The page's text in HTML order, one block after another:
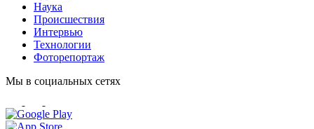
Наука
Происшествия
Интервью
Технологии
Фоторепортаж
Мы в социальных сетях